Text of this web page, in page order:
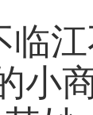
临
小